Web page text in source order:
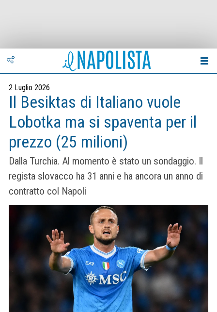
2 Luglio 2026
Il Besiktas di Italiano vuole
Lobotka ma si spaventa per il
prezzo (25 milioni)
Dalla Turchia. Al momento è stato un sondaggio. Il
regista slovacco ha 31 anni e ha ancora un anno di
contratto col Napoli